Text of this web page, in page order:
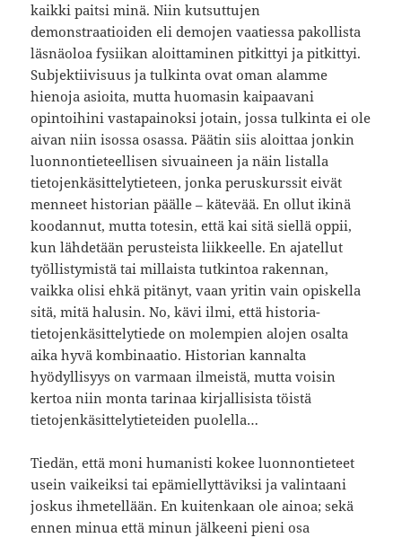
kaikki paitsi minä. Niin kutsuttujen
demonstraatioiden eli demojen vaatiessa pakollista
läsnäoloa fysiikan aloittaminen pitkittyi ja pitkittyi.
Subjektiivisuus ja tulkinta ovat oman alamme
hienoja asioita, mutta huomasin kaipaavani
opintoihini vastapainoksi jotain, jossa tulkinta ei ole
aivan niin isossa osassa. Päätin siis aloittaa jonkin
luonnontieteellisen sivuaineen ja näin listalla
tietojenkäsittelytieteen, jonka peruskurssit eivät
menneet historian päälle – kätevää. En ollut ikinä
koodannut, mutta totesin, että kai sitä siellä oppii,
kun lähdetään perusteista liikkeelle. En ajatellut
työllistymistä tai millaista tutkintoa rakennan,
vaikka olisi ehkä pitänyt, vaan yritin vain opiskella
sitä, mitä halusin. No, kävi ilmi, että historia-
tietojenkäsittelytiede on molempien alojen osalta
aika hyvä kombinaatio. Historian kannalta
hyödyllisyys on varmaan ilmeistä, mutta voisin
kertoa niin monta tarinaa kirjallisista töistä
tietojenkäsittelytieteiden puolella…
Tiedän, että moni humanisti kokee luonnontieteet
usein vaikeiksi tai epämiellyttäviksi ja valintaani
joskus ihmetellään. En kuitenkaan ole ainoa; sekä
ennen minua että minun jälkeeni pieni osa